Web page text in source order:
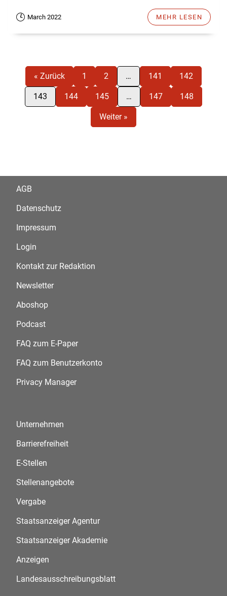
March 2022 MEHR LESEN
« Zurück 1 2 … 141 142
143 144 145 … 147 148
Weiter »
AGB
Datenschutz
Impressum
Login
Kontakt zur Redaktion
Newsletter
Aboshop
Podcast
FAQ zum E-Paper
FAQ zum Benutzerkonto
Privacy Manager
Unternehmen
Barrierefreiheit
E-Stellen
Stellenangebote
Vergabe
Staatsanzeiger Agentur
Staatsanzeiger Akademie
Anzeigen
Landesausschreibungsblatt